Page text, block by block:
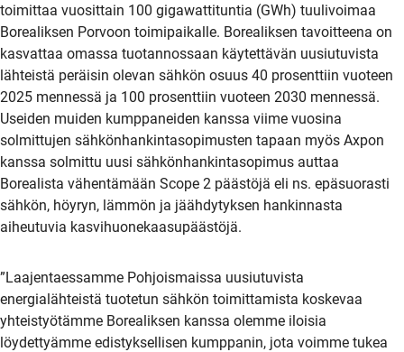
toimittaa vuosittain 100 gigawattituntia (GWh) tuulivoimaa
Borealiksen Porvoon toimipaikalle. Borealiksen tavoitteena on
kasvattaa omassa tuotannossaan käytettävän uusiutuvista
lähteistä peräisin olevan sähkön osuus 40 prosenttiin vuoteen
2025 mennessä ja 100 prosenttiin vuoteen 2030 mennessä.
Useiden muiden kumppaneiden kanssa viime vuosina
solmittujen sähkönhankintasopimusten tapaan myös Axpon
kanssa solmittu uusi sähkönhankintasopimus auttaa
Borealista vähentämään Scope 2 päästöjä eli ns. epäsuorasti
sähkön, höyryn, lämmön ja jäähdytyksen hankinnasta
aiheutuvia kasvihuonekaasupäästöjä.
”Laajentaessamme Pohjoismaissa uusiutuvista
energialähteistä tuotetun sähkön toimittamista koskevaa
yhteistyötämme Borealiksen kanssa olemme iloisia
löydettyämme edistyksellisen kumppanin, jota voimme tukea